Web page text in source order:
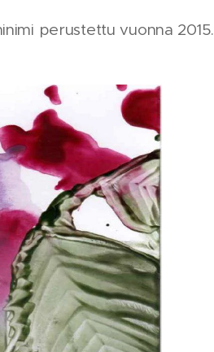
perustettu vuonna 2015.